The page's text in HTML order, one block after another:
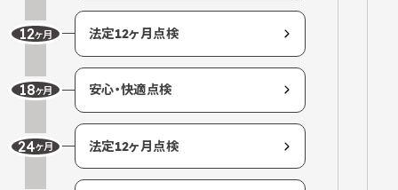
12ヶ月 法定12ヶ月点検
18ヶ月 安心・快適点検
24ヶ月 法定12ヶ月 点検